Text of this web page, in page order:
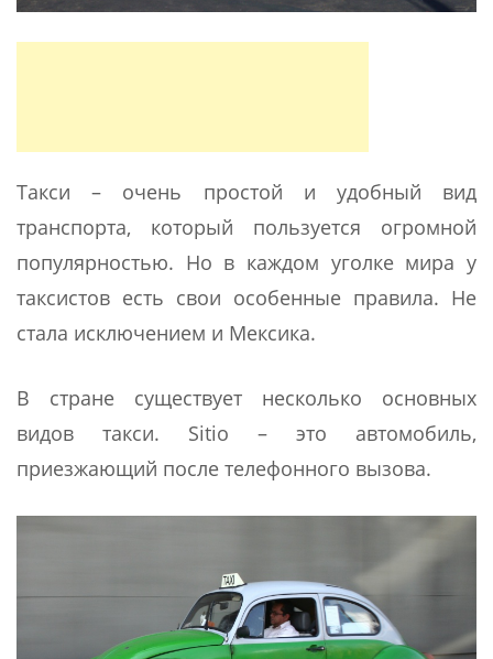
Такси – очень простой и удобный вид
транспорта, который пользуется огромной
популярностью. Но в каждом уголке мира у
таксистов есть свои особенные правила. Не
стала исключением и Мексика.
В стране существует несколько основных
видов такси. Sitio – это автомобиль,
приезжающий после телефонного вызова.